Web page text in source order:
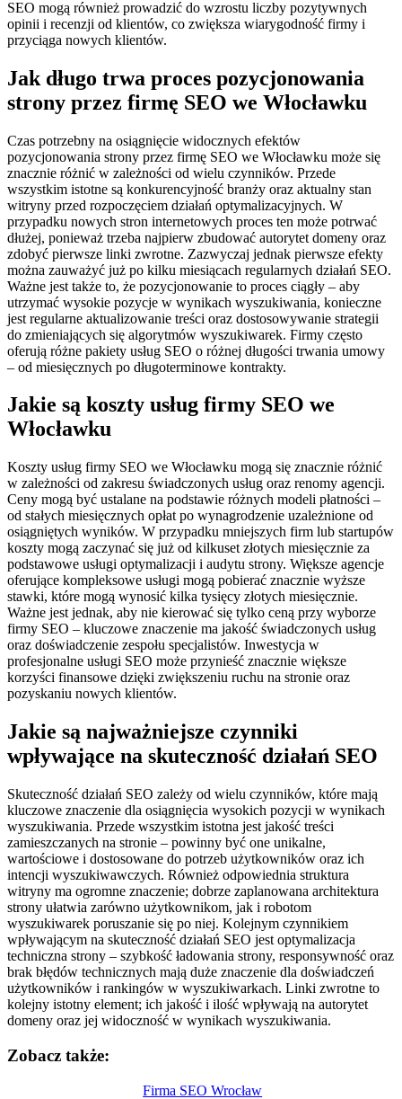
SEO mogą również prowadzić do wzrostu liczby pozytywnych
opinii i recenzji od klientów, co zwiększa wiarygodność firmy i
przyciąga nowych klientów.
Jak długo trwa proces pozycjonowania
strony przez firmę SEO we Włocławku
Czas potrzebny na osiągnięcie widocznych efektów
pozycjonowania strony przez firmę SEO we Włocławku może się
znacznie różnić w zależności od wielu czynników. Przede
wszystkim istotne są konkurencyjność branży oraz aktualny stan
witryny przed rozpoczęciem działań optymalizacyjnych. W
przypadku nowych stron internetowych proces ten może potrwać
dłużej, ponieważ trzeba najpierw zbudować autorytet domeny oraz
zdobyć pierwsze linki zwrotne. Zazwyczaj jednak pierwsze efekty
można zauważyć już po kilku miesiącach regularnych działań SEO.
Ważne jest także to, że pozycjonowanie to proces ciągły – aby
utrzymać wysokie pozycje w wynikach wyszukiwania, konieczne
jest regularne aktualizowanie treści oraz dostosowywanie strategii
do zmieniających się algorytmów wyszukiwarek. Firmy często
oferują różne pakiety usług SEO o różnej długości trwania umowy
– od miesięcznych po długoterminowe kontrakty.
Jakie są koszty usług firmy SEO we
Włocławku
Koszty usług firmy SEO we Włocławku mogą się znacznie różnić
w zależności od zakresu świadczonych usług oraz renomy agencji.
Ceny mogą być ustalane na podstawie różnych modeli płatności –
od stałych miesięcznych opłat po wynagrodzenie uzależnione od
osiągniętych wyników. W przypadku mniejszych firm lub startupów
koszty mogą zaczynać się już od kilkuset złotych miesięcznie za
podstawowe usługi optymalizacji i audytu strony. Większe agencje
oferujące kompleksowe usługi mogą pobierać znacznie wyższe
stawki, które mogą wynosić kilka tysięcy złotych miesięcznie.
Ważne jest jednak, aby nie kierować się tylko ceną przy wyborze
firmy SEO – kluczowe znaczenie ma jakość świadczonych usług
oraz doświadczenie zespołu specjalistów. Inwestycja w
profesjonalne usługi SEO może przynieść znacznie większe
korzyści finansowe dzięki zwiększeniu ruchu na stronie oraz
pozyskaniu nowych klientów.
Jakie są najważniejsze czynniki
wpływające na skuteczność działań SEO
Skuteczność działań SEO zależy od wielu czynników, które mają
kluczowe znaczenie dla osiągnięcia wysokich pozycji w wynikach
wyszukiwania. Przede wszystkim istotna jest jakość treści
zamieszczanych na stronie – powinny być one unikalne,
wartościowe i dostosowane do potrzeb użytkowników oraz ich
intencji wyszukiwawczych. Również odpowiednia struktura
witryny ma ogromne znaczenie; dobrze zaplanowana architektura
strony ułatwia zarówno użytkownikom, jak i robotom
wyszukiwarek poruszanie się po niej. Kolejnym czynnikiem
wpływającym na skuteczność działań SEO jest optymalizacja
techniczna strony – szybkość ładowania strony, responsywność oraz
brak błędów technicznych mają duże znaczenie dla doświadczeń
użytkowników i rankingów w wyszukiwarkach. Linki zwrotne to
kolejny istotny element; ich jakość i ilość wpływają na autorytet
domeny oraz jej widoczność w wynikach wyszukiwania.
Zobacz także:
Firma SEO Wrocław